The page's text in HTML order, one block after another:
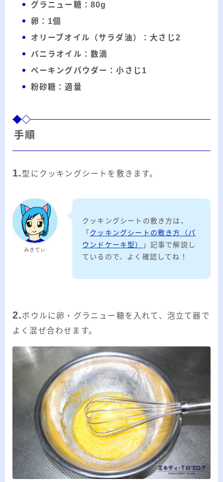
グラニュー糖：80g
卵：1個
オリーブオイル（サラダ油）：大さじ2
バニラオイル：数滴
ベーキングパウダー：小さじ1
粉砂糖：適量
手順
1.型にクッキングシートを敷きます。
みきてぃ
クッキングシートの敷き方は、
「 クッキングシートの敷き方（パ
ウンドケーキ型）
」記事で解説し
ているので、よく確認してね！
2.ボウルに卵・グラニュー糖を入れて、泡立て器で
よく混ぜ合わせます。